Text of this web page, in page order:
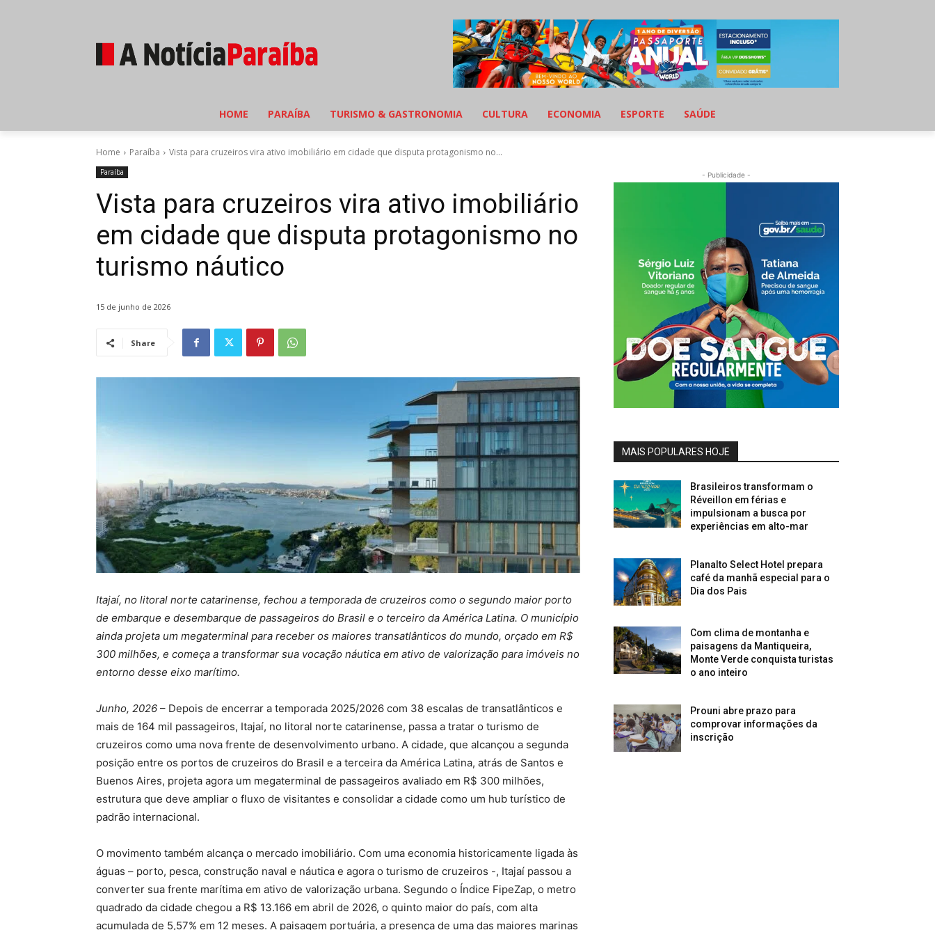
HOME PARAÍBA TURISMO & GASTRONOMIA CULTURA ECONOMIA ESPORTE SAÚDE
Home Paraíba Vista para cruzeiros vira ativo imobiliário em cidade que disputa protagonismo no...
Paraíba
Vista para cruzeiros vira ativo imobiliário
em cidade que disputa protagonismo no
turismo náutico
15 de junho de 2026
Share
Itajaí, no litoral norte catarinense, fechou a temporada de cruzeiros como o segundo maior porto
de embarque e desembarque de passageiros do Brasil e o terceiro da América Latina. O município
ainda projeta um megaterminal para receber os maiores transatlânticos do mundo, orçado em R$
300 milhões, e começa a transformar sua vocação náutica em ativo de valorização para imóveis no
entorno desse eixo marítimo.
Junho, 2026 – Depois de encerrar a temporada 2025/2026 com 38 escalas de transatlânticos e
mais de 164 mil passageiros, Itajaí, no litoral norte catarinense, passa a tratar o turismo de
cruzeiros como uma nova frente de desenvolvimento urbano. A cidade, que alcançou a segunda
posição entre os portos de cruzeiros do Brasil e a terceira da América Latina, atrás de Santos e
Buenos Aires, projeta agora um megaterminal de passageiros avaliado em R$ 300 milhões,
estrutura que deve ampliar o fluxo de visitantes e consolidar a cidade como um hub turístico de
padrão internacional.
O movimento também alcança o mercado imobiliário. Com uma economia historicamente ligada às
águas – porto, pesca, construção naval e náutica e agora o turismo de cruzeiros -, Itajaí passou a
converter sua frente marítima em ativo de valorização urbana. Segundo o Índice FipeZap, o metro
quadrado da cidade chegou a R$ 13.166 em abril de 2026, o quinto maior do país, com alta
acumulada de 5,57% em 12 meses. A paisagem portuária, a presença de uma das maiores marinas
- Publicidade -
MAIS POPULARES HOJE
Brasileiros transformam o
Réveillon em férias e
impulsionam a busca por
experiências em alto-mar
Planalto Select Hotel prepara
café da manhã especial para o
Dia dos Pais
Com clima de montanha e
paisagens da Mantiqueira,
Monte Verde conquista turistas
o ano inteiro
Prouni abre prazo para
comprovar informações da
inscrição